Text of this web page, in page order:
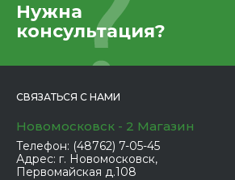
Нужна
консультация?
СВЯЗАТЬСЯ С НАМИ
Новомосковск - 2 Магазин
Телефон: (48762) 7-05-45
Адрес: г. Новомосковск,
Первомайская д.108